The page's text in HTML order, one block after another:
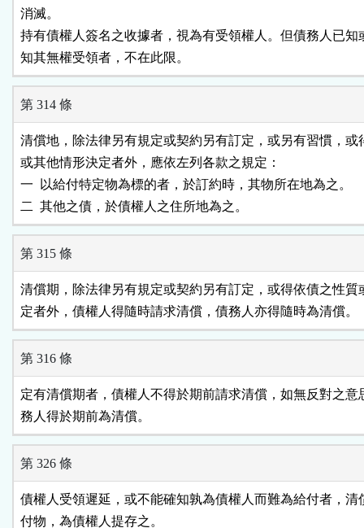
消滅。
持有債權人簽名之收據者，視為有受領權人。但債務人已知
知其無權受領者，不在此限。
第 314 條
清償地，除法律另有規定或契約另有訂定，或另有習慣，或
或其他情形決定者外，應依左列各款之規定：
一  以給付特定物為標的者，於訂約時，其物所在地為之。
二  其他之債，於債權人之住所地為之。
第 315 條
清償期，除法律另有規定或契約另有訂定，或得依債之性質
定者外，債權人得隨時請求清償，債務人亦得隨時為清償。
第 316 條
定有清償期者，債權人不得於期前請求清償，如無反對之意
務人得於期前為清償。
第 326 條
債權人受領遲延，或不能確知孰為債權人而難為給付者，清
付物，為債權人提存之。